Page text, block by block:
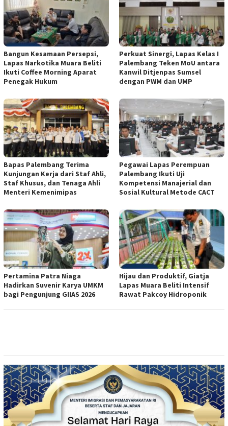
Bangun Kesamaan Persepsi,
Lapas Narkotika Muara Beliti
Ikuti Coffee Morning Aparat
Penegak Hukum
Perkuat Sinergi, Lapas Kelas I
Palembang Teken MoU antara
Kanwil Ditjenpas Sumsel
dengan PWM dan UMP
Bapas Palembang Terima
Kunjungan Kerja dari Staf Ahli,
Staf Khusus, dan Tenaga Ahli
Menteri Kemenimipas
Pegawai Lapas Perempuan
Palembang Ikuti Uji
Kompetensi Manajerial dan
Sosial Kultural Metode CACT
Pertamina Patra Niaga
Hadirkan Suvenir Karya UMKM
bagi Pengunjung GIIAS 2026
Hijau dan Produktif, Giatja
Lapas Muara Beliti Intensif
Rawat Pakcoy Hidroponik